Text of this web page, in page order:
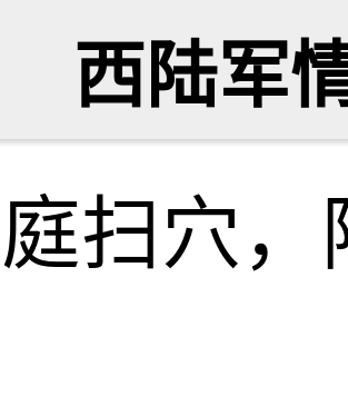
西陆军
扫穴